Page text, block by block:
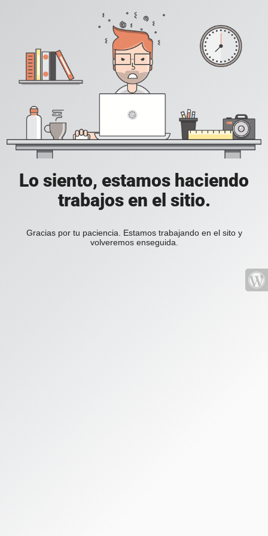
Lo siento, estamos haciendo
trabajos en el sitio.
Gracias por tu paciencia. Estamos trabajando en el sito y
volveremos enseguida.